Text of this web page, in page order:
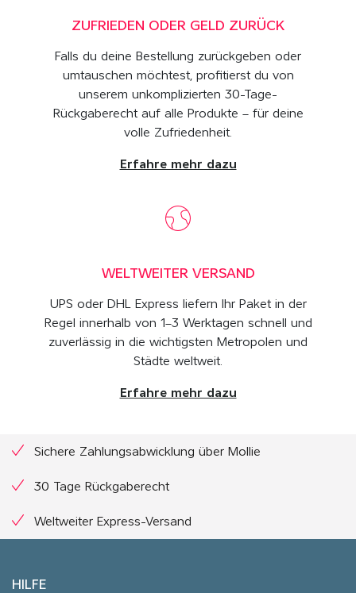
ZUFRIEDEN ODER GELD ZURÜCK
Falls du deine Bestellung zurückgeben oder
umtauschen möchtest, profitierst du von
unserem unkomplizierten 30-Tage-
Rückgaberecht auf alle Produkte – für deine
volle Zufriedenheit.
Erfahre mehr dazu
WELTWEITER VERSAND
UPS oder DHL Express liefern Ihr Paket in der
Regel innerhalb von 1–3 Werktagen schnell und
zuverlässig in die wichtigsten Metropolen und
Städte weltweit.
Erfahre mehr dazu
Sichere Zahlungsabwicklung über Mollie
30 Tage Rückgaberecht
Weltweiter Express-Versand
HILFE